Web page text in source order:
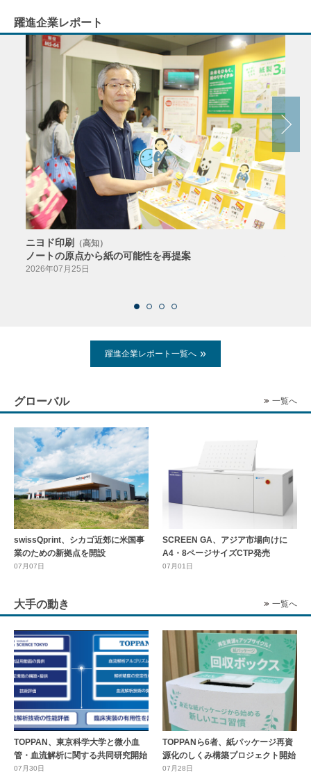
躍進企業レポート
ニヨド印刷 （高知）
ノートの原点から紙の可能性を再提案
2026年07月25日
躍進企業レポート一覧へ
グローバル 一覧へ
swissQprint、シカゴ近郊に⽶国事
業のための新拠点を開設
07月07日
SCREEN GA、アジア市場向けに
A4・8ページサイズCTP発売
07月01日
大手の動き 一覧へ
TOPPAN、東京科学大学と微小血
管・血流解析に関する共同研究開始
07月30日
TOPPANら6者、紙パッケージ再資
源化のしくみ構築プロジェクト開始
07月28日